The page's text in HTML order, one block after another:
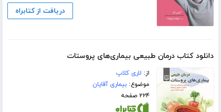
دریافت از کتابراه
دانلود کتاب درمان طبیعی بیماری‌های پروستات
از: لاری کلاپ
موضوع:بیماری آقایان
۲۲۴ صفحه